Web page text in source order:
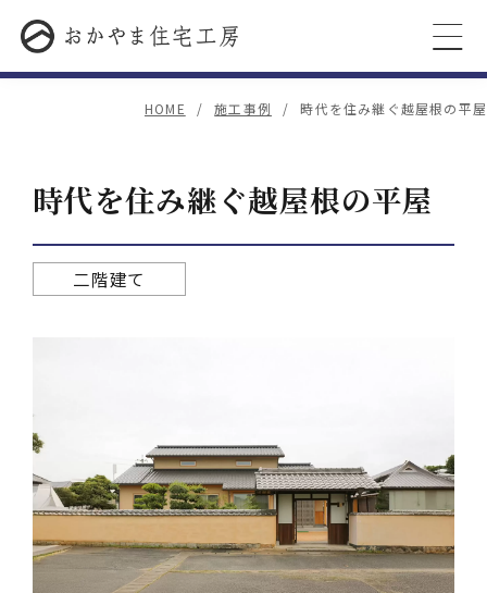
HOME 施工事例 時代を住み継ぐ越屋根の平屋
時代を住み継ぐ越屋根の平屋
二階建て